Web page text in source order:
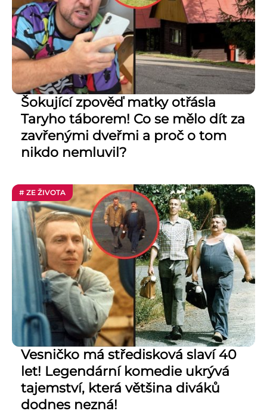
Šokující zpověď matky otřásla
Taryho táborem! Co se mělo dít za
zavřenými dveřmi a proč o tom
nikdo nemluvil?
# ZE ŽIVOTA
Vesničko má středisková slaví 40
let! Legendární komedie ukrývá
tajemství, která většina diváků
dodnes nezná!